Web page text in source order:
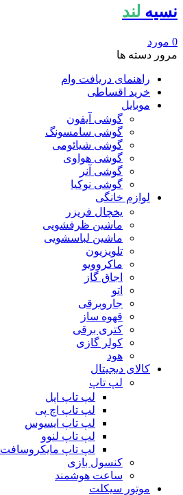
نسیه لند
0 مورد
مرور دسته ها
راهنمای دریافت وام
خرید اقساطی
موبایل
گوشی آیفون
گوشی سامسونگ
گوشی شیائومی
گوشی هواوی
گوشی آنر
گوشی نوکیا
لوازم خانگی
یخچال فریزر
ماشین ظرفشویی
ماشین لباسشویی
تلویزیون
ماکروویو
اجاق گاز
اتو
جاروبرقی
قهوه ساز
کتری برقی
کولر گازی
هود
کالای دیجیتال
لپ تاپ
لپ تاپ اپل
لپ تاپ اچ پی
لپ تاپ ایسوس
لپ تاپ لنوو
لپ تاپ مایکروسافت
کنسول بازی
ساعت هوشمند
موتور سیکلت